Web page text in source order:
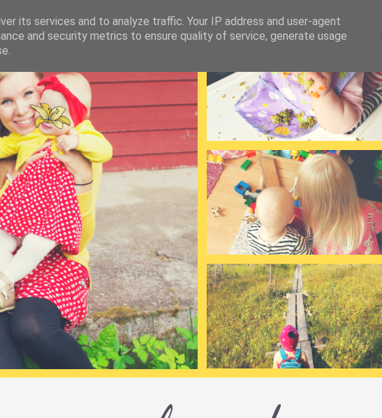
its services and to analyze traffic. Your IP address and user-agent
and security metrics to ensure quality of service, generate usage